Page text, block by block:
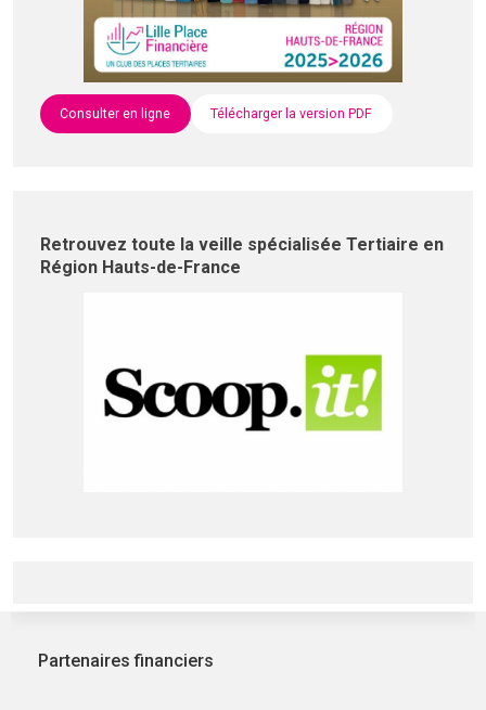
Consulter en ligne Télécharger la version PDF
Retrouvez toute la veille spécialisée Tertiaire en
Région Hauts-de-France
Partenaires financiers